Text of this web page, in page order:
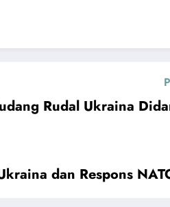
Rudal Ukraina
dan Respons